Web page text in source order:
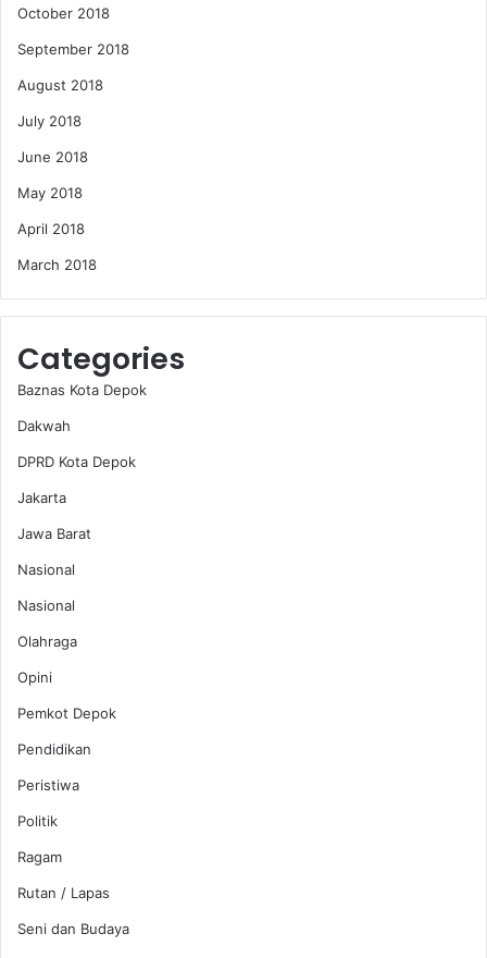
October 2018
September 2018
August 2018
July 2018
June 2018
May 2018
April 2018
March 2018
Categories
Baznas Kota Depok
Dakwah
DPRD Kota Depok
Jakarta
Jawa Barat
Nasional
Nasional
Olahraga
Opini
Pemkot Depok
Pendidikan
Peristiwa
Politik
Ragam
Rutan / Lapas
Seni dan Budaya